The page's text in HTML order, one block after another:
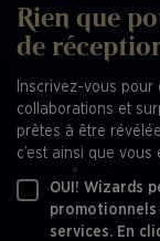
Rien que
de
Inscrivez-vous pour
collaborations et
prêtes à être
c’est ainsi que
OUI! Wizards
promotionnels
services. En